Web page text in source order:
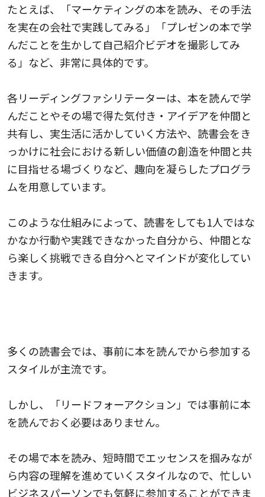
たとえば、「マーケティングの本を読み、その手法
を実在の会社で実践してみる」「プレゼンの本で学
んだことを生かして自己紹介ビデオを撮影してみ
る」など、非常に具体的です。
各リーディングファシリテーターは、本を読んで学
んだことやその場で得た気付き・アイデアを仲間と
共有し、実生活に活かしていく方法や、読書会をき
っかけに社会における新しい価値の創造を仲間と共
に目指せる場づくりなど、趣向を凝らしたプログラ
ムを用意しています。
このような仕組みによって、読書をしても1人ではな
かなか行動や実践できなかった自分から、仲間とな
ら楽しく挑戦できる自分へとマインドが変化してい
きます。
多くの読書会では、事前に本を読んでから参加する
スタイルが主流です。
しかし、「リードフォーアクション」では事前に本
を読んでおく必要はありません。
その場で本を読み、短時間でエッセンスを掴みなが
ら内容の理解を進めていくスタイルなので、忙しい
ビジネスパーソンでも気軽に参加することができま